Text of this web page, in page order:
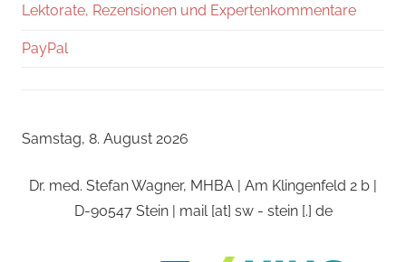
Lektorate, Rezensionen und Expertenkommentare
PayPal
Samstag, 8. August 2026
Dr. med. Stefan Wagner, MHBA | Am Klingenfeld 2 b |
D-90547 Stein | mail [at] sw - stein [.] de